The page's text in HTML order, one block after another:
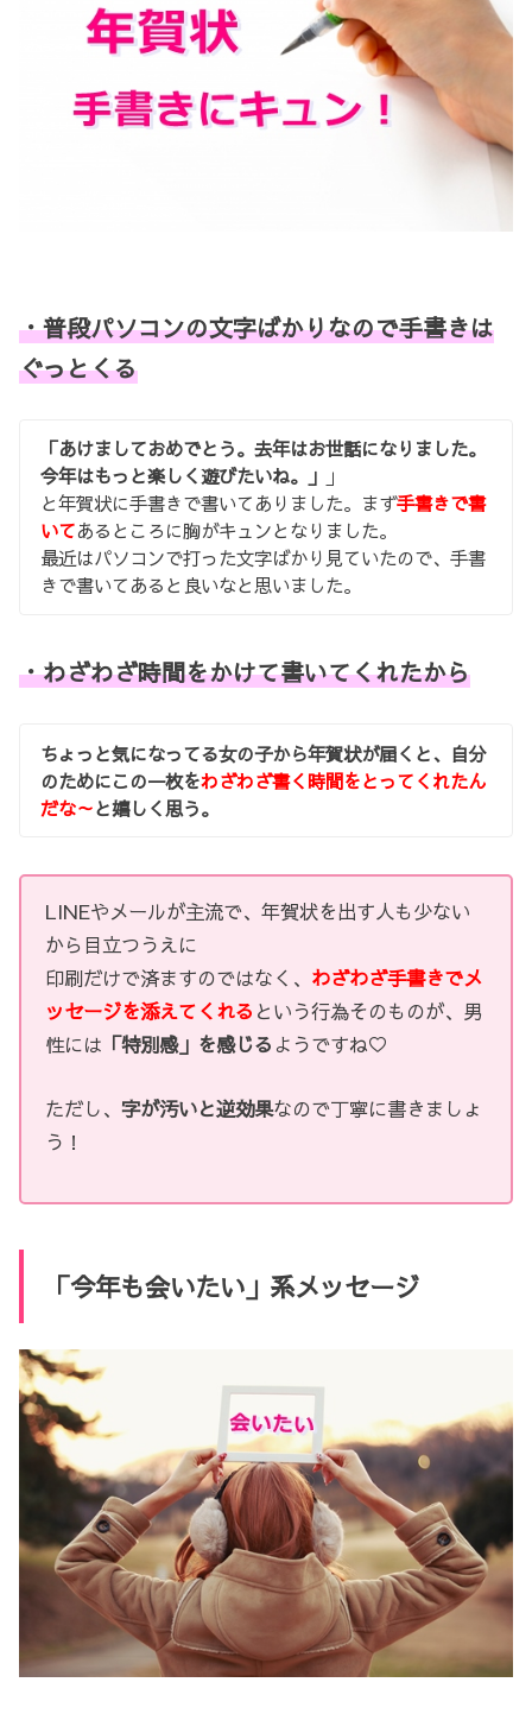
・普段パソコンの文字ばかりなので手書きは
ぐっとくる
「あけましておめでとう。去年はお世話になりました。
今年はもっと楽しく遊びたいね。」
」
と年賀状に手書きで書いてありました。まず手書きで書
いてあるところに胸がキュンとなりました。
最近はパソコンで打った文字ばかり見ていたので、手書
きで書いてあると良いなと思いました。
・わざわざ時間をかけて書いてくれたから
ちょっと気になってる女の子から年賀状が届くと、自分
のためにこの一枚をわざわざ書く時間をとってくれたん
だな～と嬉しく思う。
LINEやメールが主流で、年賀状を出す人も少ない
から目立つうえに
印刷だけで済ますのではなく、 わざわざ手書きでメ
ッセージを添えてくれる という行為そのものが、男
性には 「特別感」を感じる ようですね♡
ただし、字が汚いと逆効果なので丁寧に書きましょ
う！
「今年も会いたい」系メッセージ